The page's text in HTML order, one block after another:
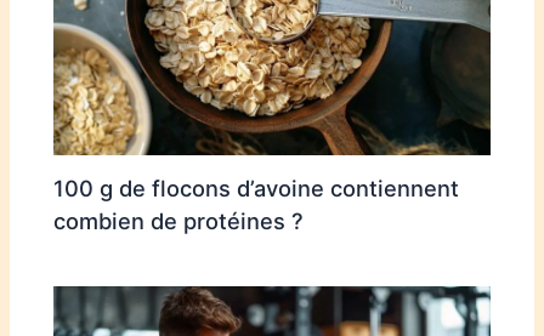
100 g de flocons d’avoine contiennent
combien de protéines ?